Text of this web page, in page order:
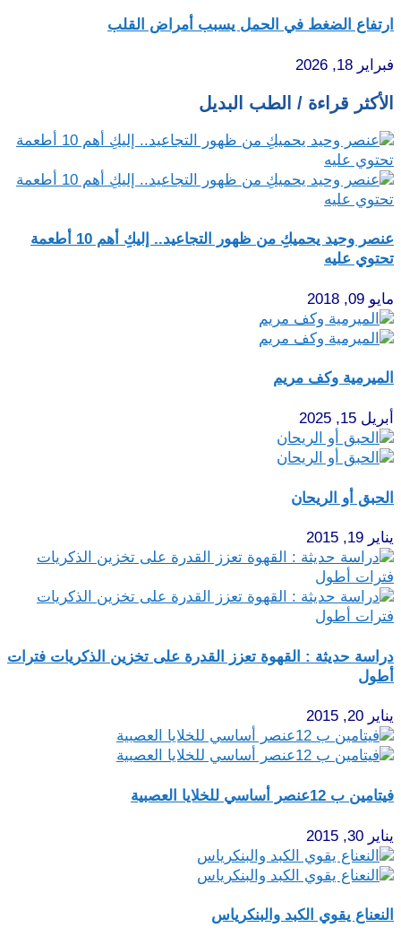
ارتفاع الضغط في الحمل يسبب أمراض القلب
فبراير 18, 2026
الأكثر قراءة / الطب البديل
عنصر وحيد يحميكِ من ظهور التجاعيد.. إليكِ أهم 10 أطعمة
تحتوي عليه
مايو 09, 2018
الميرمية وكف مريم
أبريل 15, 2025
الحبق أو الريحان
يناير 19, 2015
دراسة حديثة : القهوة تعزز القدرة على تخزين الذكريات فترات
أطول
يناير 20, 2015
فيتامين ب 12عنصر أساسي للخلايا العصبية
يناير 30, 2015
النعناع يقوي الكبد والبنكرياس